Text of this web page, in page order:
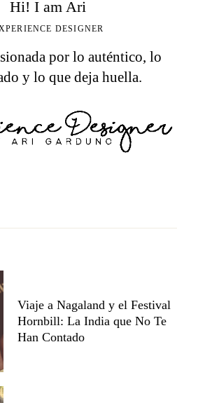
Hi! I am Ari
DESIGNER
por lo auténtico, lo
y lo que deja huella.
Viaje a Nagaland y el Festival
Hornbill: La India que No Te
Han Contado